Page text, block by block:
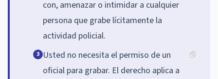
con, amenazar o intimidar a cualquier
persona que grabe lícitamente la
actividad policial.
3 Usted no necesita el permiso de un
oficial para grabar. El derecho aplica a